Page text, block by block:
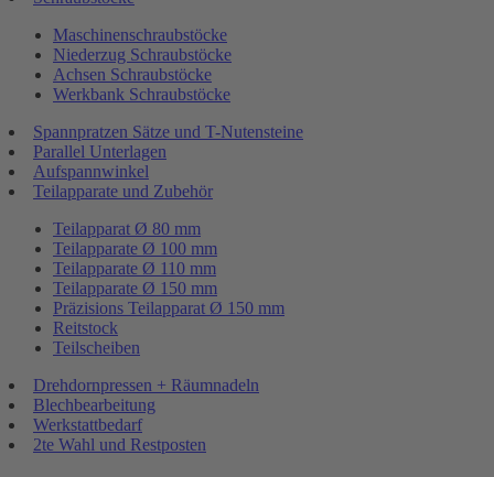
Maschinenschraubstöcke
Niederzug Schraubstöcke
Achsen Schraubstöcke
Werkbank Schraubstöcke
Spannpratzen Sätze und T-Nutensteine
Parallel Unterlagen
Aufspannwinkel
Teilapparate und Zubehör
Teilapparat Ø 80 mm
Teilapparate Ø 100 mm
Teilapparate Ø 110 mm
Teilapparate Ø 150 mm
Präzisions Teilapparat Ø 150 mm
Reitstock
Teilscheiben
Drehdornpressen + Räumnadeln
Blechbearbeitung
Werkstattbedarf
2te Wahl und Restposten